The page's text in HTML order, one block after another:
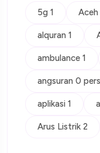
5g 1 Aceh
alquran 1
ambulance 1
angsuran 0
aplikasi 1
Arus Listrik 2